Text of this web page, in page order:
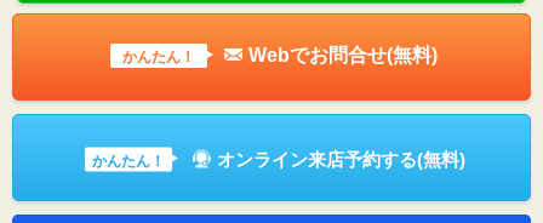
かんたん！ Webでお問合せ(無料)
かんたん！ オンライン来店予約する(無料)